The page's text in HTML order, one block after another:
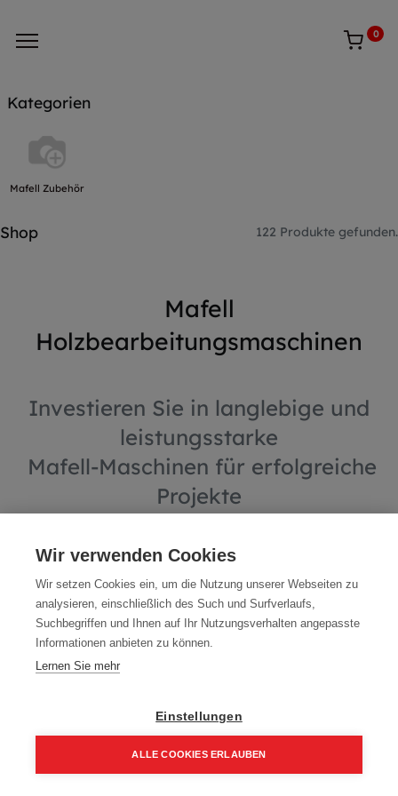
0
Kategorien
Mafell Zubehör
Shop 122 Produkte gefunden.
Mafell
Holzbearbeitungsmaschinen
Investieren Sie in langlebige und
leistungsstarke
Mafell-Maschinen für erfolgreiche
Projekte
Mafell ist ein renommierter Hersteller von hochwertigen
Holzbearbeitungsmaschinen für Profis und Heimwerker.
Das Sortiment umfasst leistungsstarke und präzise
Handkreissägen, Tischkreissägen, Bandsägen, Fräsen und die
Mafell-Maschinen zeichnen sich durch ihre Langlebigkeit,
Im Wimmer Holzbau-Shop finden Sie das gesamte
Produktangebot sowie Spezialmaschinen wie Oberfräsen,
Wir verwenden Cookies
Wir setzen Cookies ein, um die Nutzung unserer Webseiten zu
analysieren, einschließlich des Such und Surfverlaufs,
Suchbegriffen und Ihnen auf Ihr Nutzungsverhalten angepasste
Informationen anbieten zu können.
Lernen Sie mehr
Einstellungen
ALLE COOKIES ERLAUBEN